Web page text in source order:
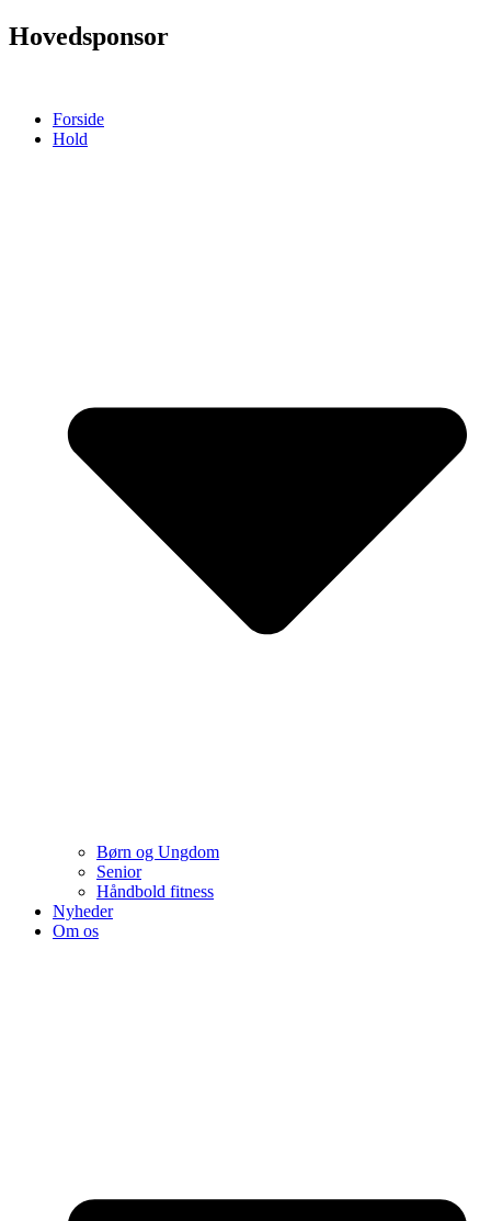
Hovedsponsor
Forside
Hold
Børn og Ungdom
Senior
Håndbold fitness
Nyheder
Om os